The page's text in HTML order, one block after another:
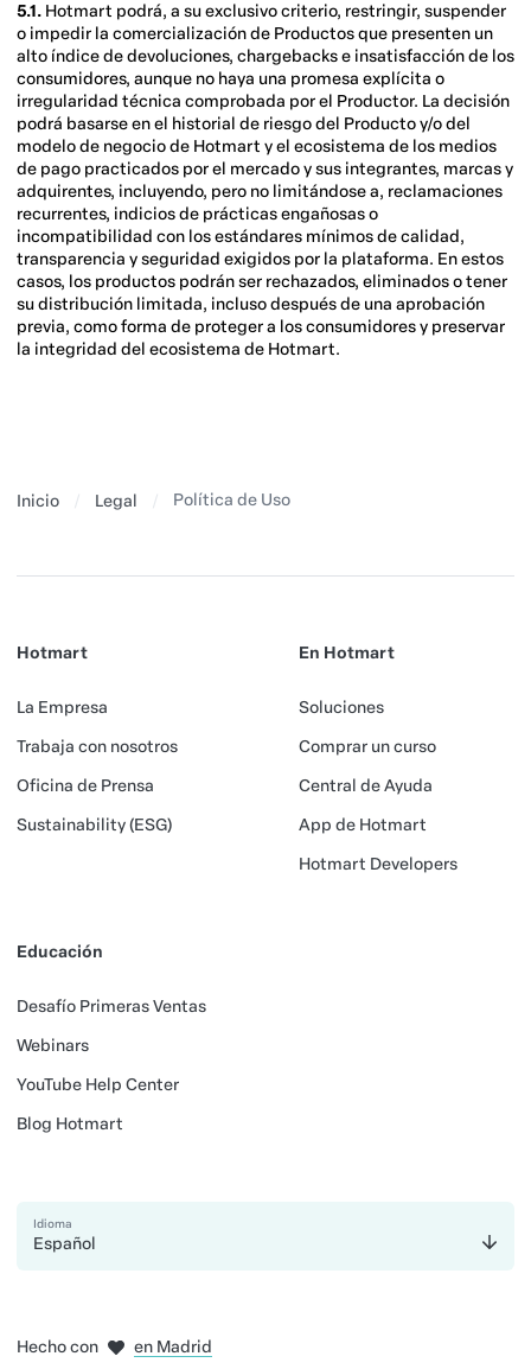
5.1. Hotmart podrá, a su exclusivo criterio, restringir, suspender
o impedir la comercialización de Productos que presenten un
alto índice de devoluciones, chargebacks e insatisfacción de los
consumidores, aunque no haya una promesa explícita o
irregularidad técnica comprobada por el Productor. La decisión
podrá basarse en el historial de riesgo del Producto y/o del
modelo de negocio de Hotmart y el ecosistema de los medios
de pago practicados por el mercado y sus integrantes, marcas y
adquirentes, incluyendo, pero no limitándose a, reclamaciones
recurrentes, indicios de prácticas engañosas o
incompatibilidad con los estándares mínimos de calidad,
transparencia y seguridad exigidos por la plataforma. En estos
casos, los productos podrán ser rechazados, eliminados o tener
su distribución limitada, incluso después de una aprobación
previa, como forma de proteger a los consumidores y preservar
la integridad del ecosistema de Hotmart.
Inicio Legal Política de Uso
Hotmart
La Empresa
Trabaja con nosotros
Oficina de Prensa
Sustainability (ESG)
En Hotmart
Soluciones
Comprar un curso
Central de Ayuda
App de Hotmart
Hotmart Developers
Educación
Desafío Primeras Ventas
Webinars
YouTube Help Center
Blog Hotmart
Idioma
Español
Hecho con
en Madrid